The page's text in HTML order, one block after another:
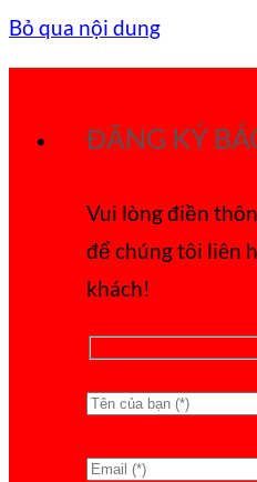
Bỏ qua nội dung
ĐĂNG KÝ
Vui lòng điền
để chúng tôi liên
khách!